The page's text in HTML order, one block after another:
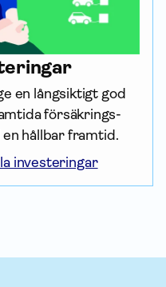
en långsiktigt god
försäkrings­
hållbar framtid.
investeringar